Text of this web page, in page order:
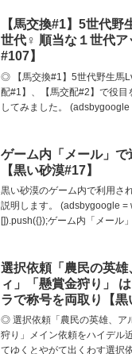
にそって海辺にいる倉庫番エ
う。「倉庫」はアイテムとお
す。預け枠の増...
【馬交換#1】5世代
世代♀ 順当な１世代ア
#107】
◎ 【馬交換#1】5世代野生馬
配#1】、【馬交配#2】で役目
してみました。 (adsbygoogle
|| []).push({});【馬交換#1】5
Lv.30自家交配する親馬を入
ゲーム内「メール」
【黒い砂漠#17】
黒い砂漠のゲーム内で利用さ
説明します。 (adsbygoogle =
[]).push({});ゲーム内「メール
ーのメニューから「メール」
やWEB倉庫のアイテム受け取
の販売通知などたくさんメー
ま...
選択依頼「農民の英
ィ」「懸賞金狩り」
ラで称号を両取り【黒
◎ 選択依頼「農民の英雄、ア
狩り」メイン依頼をハイデル
てゆくとやがて出くわす選択